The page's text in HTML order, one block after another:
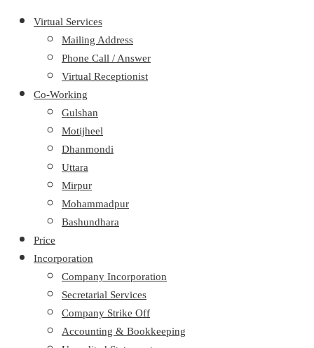
Virtual Services
Mailing Address
Phone Call / Answer
Virtual Receptionist
Co-Working
Gulshan
Motijheel
Dhanmondi
Uttara
Mirpur
Mohammadpur
Bashundhara
Price
Incorporation
Company Incorporation
Secretarial Services
Company Strike Off
Accounting & Bookkeeping